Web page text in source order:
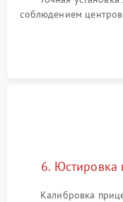
соблюдением
нанесение
и заполнение его
6. Юстировка
Калибровка